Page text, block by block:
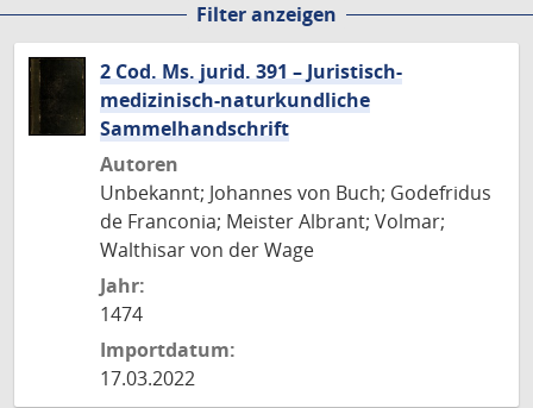
Filter anzeigen
2 Cod. Ms. jurid. 391 – Juristisch-
medizinisch-naturkundliche
Sammelhandschrift
Autoren
Unbekannt; Johannes von Buch; Godefridus
de Franconia; Meister Albrant; Volmar;
Walthisar von der Wage
Jahr:
1474
Importdatum:
17.03.2022